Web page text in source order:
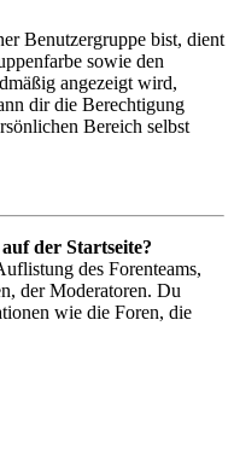
Benutzergruppe bist, dient
sowie den
angezeigt wird,
dir die Berechtigung
Bereich selbst
der Startseite?
des Forenteams,
der Moderatoren. Du
wie die Foren, die